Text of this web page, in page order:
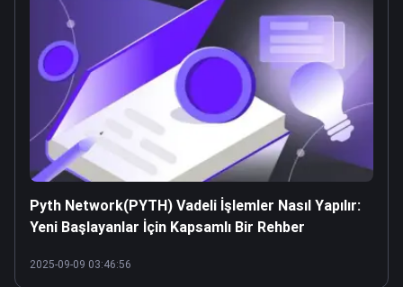
Pyth Network(PYTH) Vadeli İşlemler Nasıl Yapılır:
Yeni Başlayanlar İçin Kapsamlı Bir Rehber
2025-09-09 03:46:56